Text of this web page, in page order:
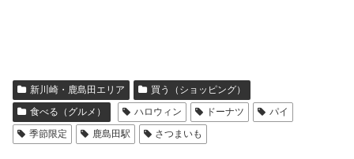
ともこをフォローする